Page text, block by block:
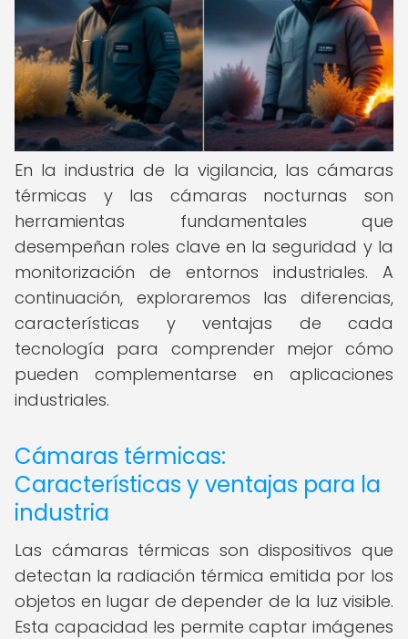
En la industria de la vigilancia, las cámaras
térmicas y las cámaras nocturnas son
herramientas fundamentales que
desempeñan roles clave en la seguridad y la
monitorización de entornos industriales. A
continuación, exploraremos las diferencias,
características y ventajas de cada
tecnología para comprender mejor cómo
pueden complementarse en aplicaciones
industriales.
Cámaras térmicas:
Características y ventajas para la
industria
Las cámaras térmicas son dispositivos que
detectan la radiación térmica emitida por los
objetos en lugar de depender de la luz visible.
Esta capacidad les permite captar imágenes